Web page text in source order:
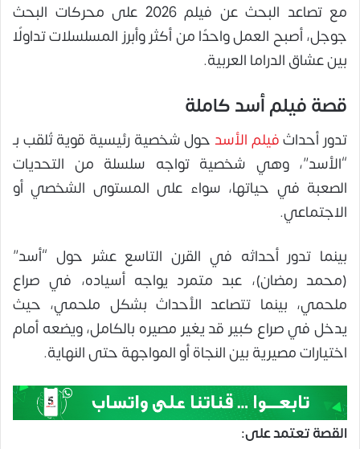
مع تصاعد البحث عن فيلم 2026 على محركات البحث
جوجل، أصبح العمل واحدًا من أكثر وأبرز المسلسلات تداولًا
بين عشاق الدراما العربية.
قصة فيلم أسد كاملة
تدور أحداثفيلم الأسد حول شخصية رئيسية قوية تُلقب بـ
“الأسد”، وهي شخصية تواجه سلسلة من التحديات
الصعبة في حياتها، سواء على المستوى الشخصي أو
الاجتماعي.
بينما تدور أحداثه في القرن التاسع عشر حول “أسد”
(محمد رمضان)، عبد متمرد يواجه أسياده، في صراع
ملحمي، بينما تتصاعد الأحداث بشكل ملحمي، حيث
يدخل في صراع كبير قد يغير مصيره بالكامل، ويضعه أمام
اختيارات مصيرية بين النجاة أو المواجهة حتى النهاية.
القصة تعتمد على: